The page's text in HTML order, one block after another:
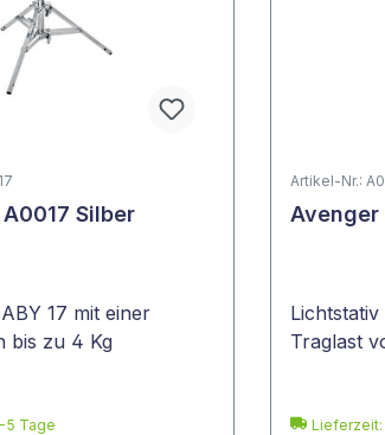
Silber
17 mit einer
bis zu 4 Kg
5 Tage
Artikel-Nr.:
Avenger
Traglast